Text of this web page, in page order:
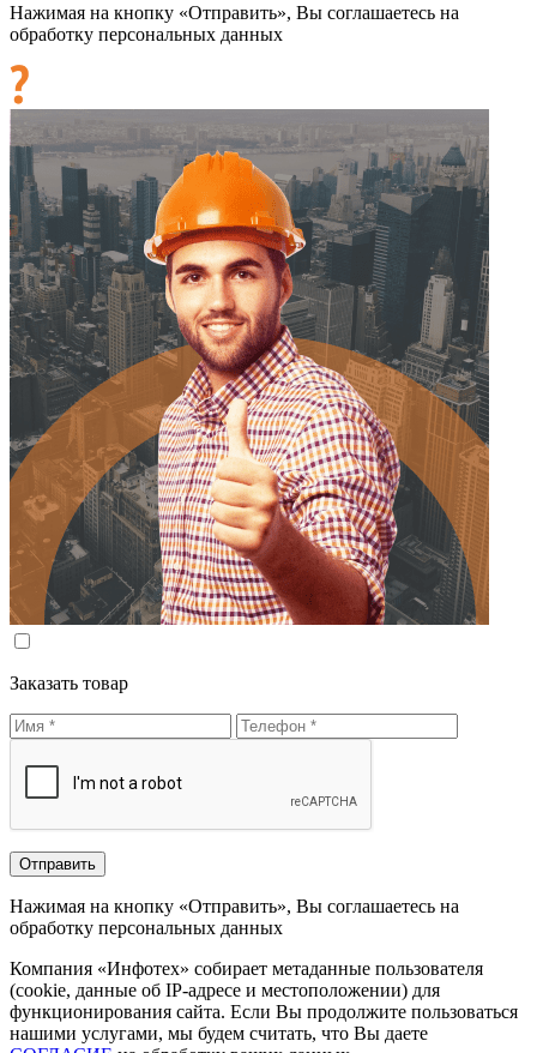
Нажимая на кнопку «Отправить», Вы соглашаетесь на
обработку персональных данных
Заказать товар
Нажимая на кнопку «Отправить», Вы соглашаетесь на
обработку персональных данных
Компания «Инфотех» собирает метаданные пользователя
(cookie, данные об IP-адресе и местоположении) для
функционирования сайта. Если Вы продолжите пользоваться
нашими услугами, мы будем считать, что Вы даете